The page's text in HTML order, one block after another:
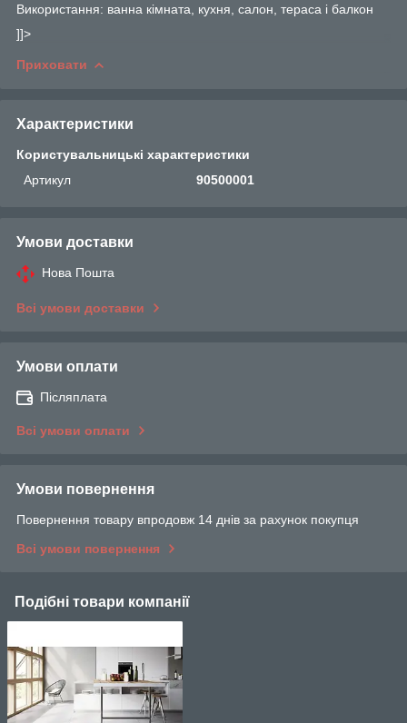
Використання: ванна кімната, кухня, салон, тераса і балкон
]]>
Приховати
Характеристики
Користувальницькі характеристики
Артикул
90500001
Умови доставки
Нова Пошта
Всі умови доставки
Умови оплати
Післяплата
Всі умови оплати
Умови повернення
Повернення товару впродовж 14 днів за рахунок покупця
Всі умови повернення
Подібні товари компанії